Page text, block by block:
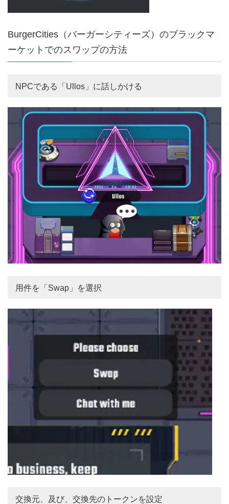
BurgerCities（バーガーシティーズ）のブラックマ
ーケットでのスワップの方法
NPCである「Ullos」に話しかける
用件を「Swap」を選択
交換元、及び、交換先のトークンを設定